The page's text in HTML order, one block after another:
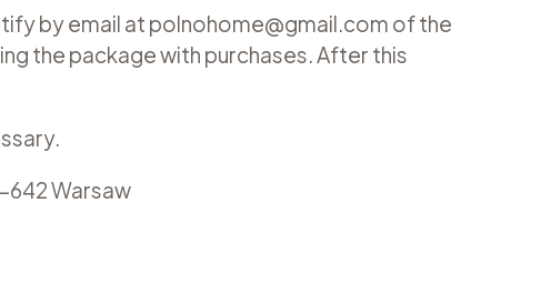
by email at polnohome@gmail.com of the
the package with purchases. After this
642 Warsaw